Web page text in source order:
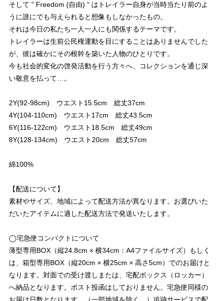
そして " Freedom (自由) " はトレイラー自身が当時当たり前のよ
うに誰にでも与えられると想像もしなかったもの。
それは今日の私たち一人一人にも関係するテーマです。
トレイラーは生前公民権運動を目にすることはありませんでした
が、彼は確かにその根幹を築いた人物のひとりです。
今も社会的変化の啓発活動を行う方々へ、コレクションを通じ深
い敬意を払って…。
2Y(92-98cm) ウエスト15.5cm 総丈37cm
4Y(104-110cm) ウエスト17cm 総丈43.5cm
6Y(116-122cm) ウエスト18.5cm 総丈49cm
8Y(128-134cm) ウエスト20cm 総丈57cm
綿100%
【配送について】
素材やサイズ、地域によって配送方法が異なります。お選びいた
だいたアイテムに適した配送方法で発送いたします。
◯宅急便コンパクトについて
薄型専用BOX（縦24.8cm × 横34cm：A4ファイルサイズ）もしく
は、箱型専用BOX（縦20cm × 横25cm × 高さ5cm）でのお届けと
なります。対面での受け渡しまたは、宅配ボックス（ロッカー）
へ納品となります。ポスト投函はしておりません。宅急便同様の